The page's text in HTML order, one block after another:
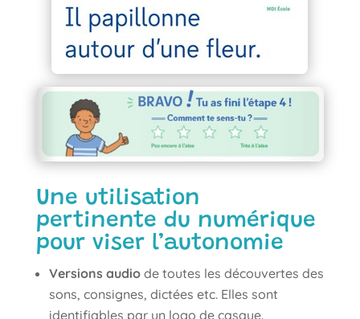
Une utilisation
pertinente du numérique
pour viser l’autonomie
Versions audiode toutes les découvertes des
sons, consignes, dictées etc. Elles sont
identifiables par un logo de casque.